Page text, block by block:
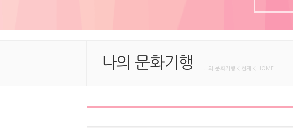
나의 문화기행 나의 문화기행 < 현재 < HOME